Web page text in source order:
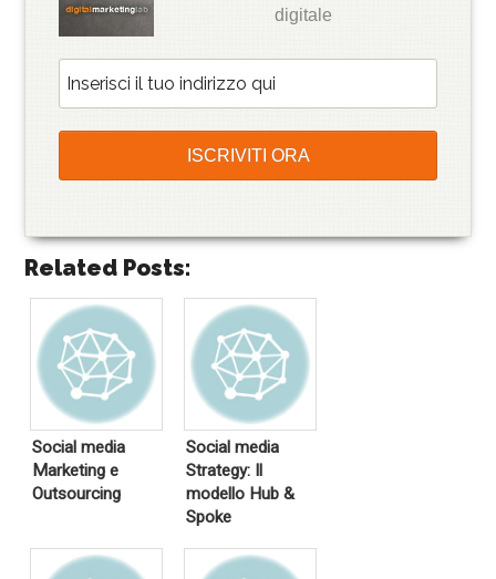
digitale
Related Posts:
Social media
Marketing e
Outsourcing
Social media
Strategy: Il
modello Hub &
Spoke